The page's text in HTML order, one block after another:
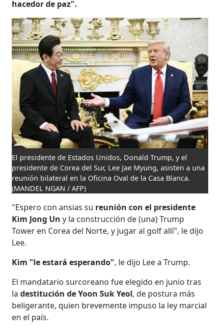
hacedor de paz".
El presidente de Estados Unidos, Donald Trump, y el
presidente de Corea del Sur, Lee Jae Myung, asisten a una
reunión bilateral en la Oficina Oval de la Casa Blanca.
(MANDEL NGAN / AFP)
"Espero con ansias su reunión con el presidente
Kim Jong Un y la construcción de (una) Trump
Tower en Corea del Norte, y jugar al golf allí", le dijo
Lee.
Kim "le estará esperando", le dijo Lee a Trump.
El mandatario surcoreano fue elegido en junio tras
la destitución de Yoon Suk Yeol, de postura más
beligerante, quien brevemente impuso la ley marcial
en el país.